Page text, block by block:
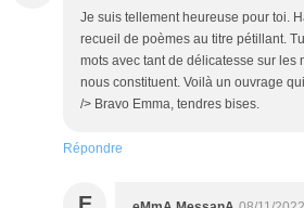
Je suis tellement heureuse pour toi.
recueil de poèmes au titre pétillant.
mots avec tant de délicatesse sur les
nous constituent. Voilà un ouvrage
/> Bravo Emma, tendres bises.
Répondre